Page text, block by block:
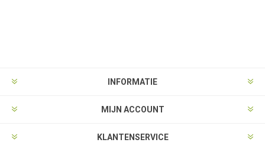
INFORMATIE
MIJN ACCOUNT
KLANTENSERVICE